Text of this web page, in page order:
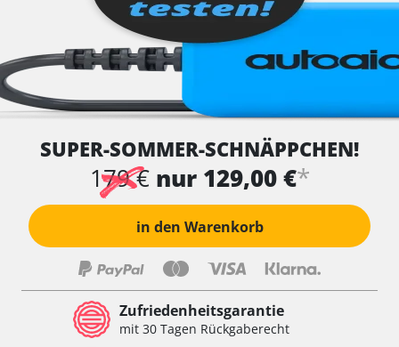
SUPER-SOMMER-SCHNÄPPCHEN!
179 € nur 129,00 €*
in den Warenkorb
Zufriedenheitsgarantie
mit 30 Tagen Rückgaberecht